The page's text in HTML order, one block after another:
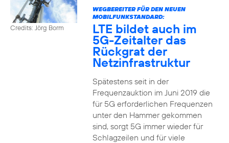
Credits: Jörg Borm
WEGBEREITER FÜR DEN NEUEN
MOBILFUNKSTANDARD:
LTE bildet auch im
5G-Zeitalter das
Rückgrat der
Netzinfrastruktur
Spätestens seit in der
Frequenzauktion im Juni 2019 die
für 5G erforderlichen Frequenzen
unter den Hammer gekommen
sind, sorgt 5G immer wieder für
Schlagzeilen und für viele